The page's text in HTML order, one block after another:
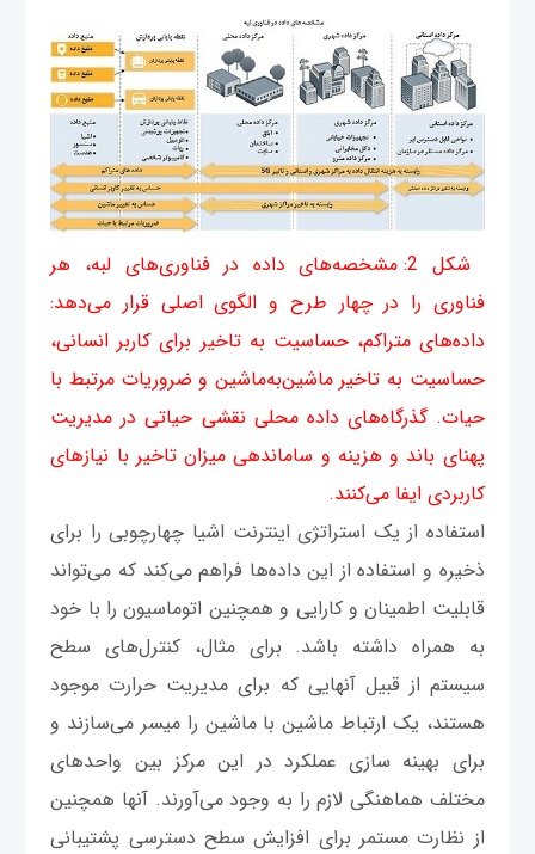
شکل 2: مشخصه‌های داده در فناوری‌های لبه، هر
فناوری را در چهار طرح و الگوی اصلی قرار می‌دهد:
داده‌های متراکم، حساسیت به تاخیر برای کاربر انسانی،
حساسیت به تاخیر ماشين‌‌به‌ماشین و ضروریات مرتبط با
حیات. گذرگاه‌های داده محلی نقشی حیاتی در مدیریت
پهنای باند و هزینه و ساماندهی میزان تاخیر با نیازهای
کاربردی ایفا می‌کنند.
استفاده از یک استراتژی اینترنت اشیا چهارچوبی را برای
ذخیره و استفاده از این داده‌ها فراهم می‌کند که می‌تواند
قابلیت اطمینان و کارایی و همچنین اتوماسیون را با خود
به همراه داشته باشد. برای مثال، کنترل‌های سطح
سیستم از قبیل آنهایی که برای مديريت حرارت موجود
هستند، یک ارتباط ماشين با ماشین را میسر می‌سازند و
برای بهینه سازی عملکرد در این مرکز بین واحدهای
مختلف هماهنگی لازم را به وجود می‌آورند. آنها همچنین
از نظارت مستمر برای افزایش سطح دسترسی پشتیبانی